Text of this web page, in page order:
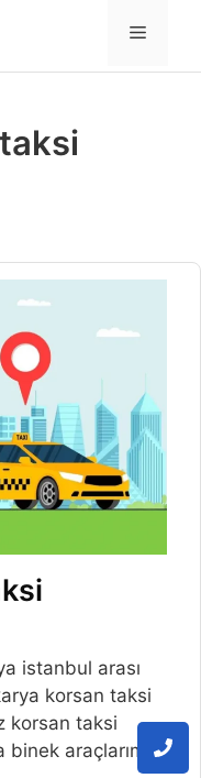
MENÜ
istanbul arası
korsan taksi
korsan taksi
binek araçlarımız